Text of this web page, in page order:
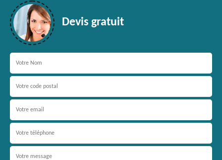
Devis gratuit